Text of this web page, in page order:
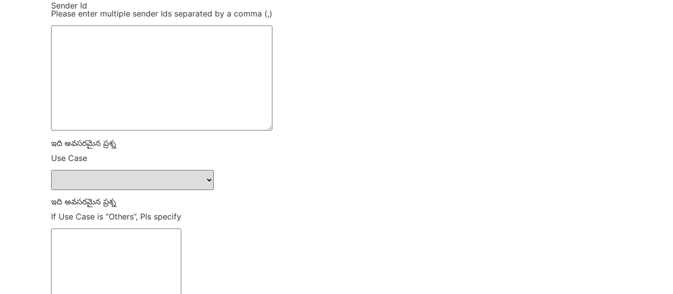
Sender Id
Please enter multiple sender Ids separated by a comma (,)
ఇది అవసరమైన ప్రశ్న
Use Case
ఇది అవసరమైన ప్రశ్న
If Use Case is “Others”, Pls specify